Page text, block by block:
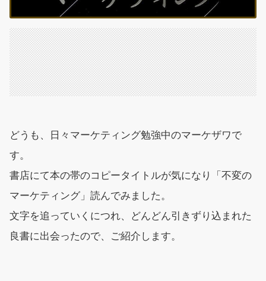
どうも、日々マーケティング勉強中のマーケザワで
す。
書店にて本の帯のコピータイトルが気になり「不変の
マーケティング」読んでみました。
文字を追っていくにつれ、どんどん引きずり込まれた
良書に出会ったので、ご紹介します。